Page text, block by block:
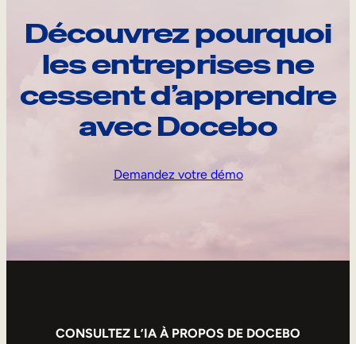
Découvrez pourquoi
les entreprises ne
cessent d’apprendre
avec Docebo
Demandez votre démo
CONSULTEZ L’IA À PROPOS DE DOCEBO